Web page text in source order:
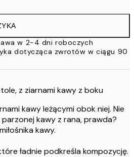
86 zł
152 zł
w 2-4 dni roboczych
dotycząca zwrotów w ciągu 90
z ziarnami kawy z boku
kawy leżącymi obok niej. Nie
kawy z rana, prawda?
kawy.
ładnie podkreśla kompozycję.